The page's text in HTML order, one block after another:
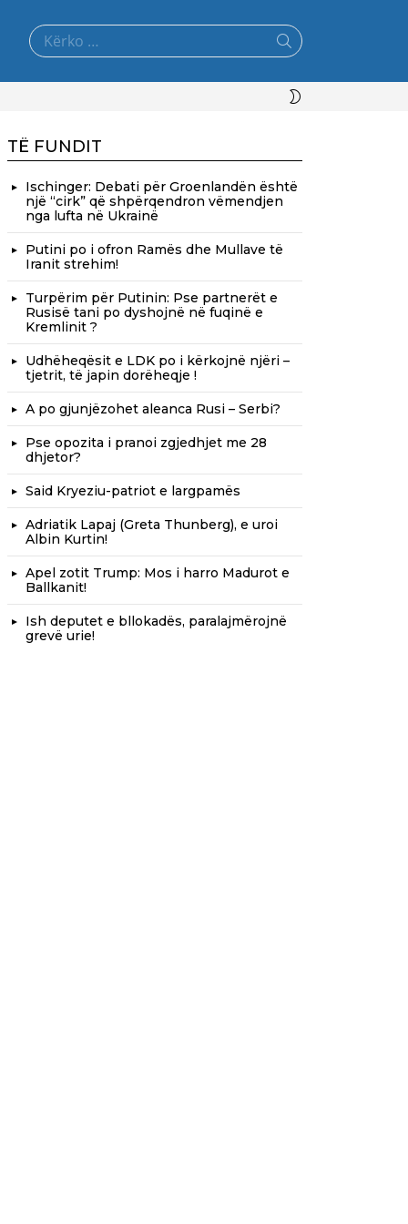
Search
for:
TË FUNDIT
Ischinger: Debati për Groenlandën është
një “cirk” që shpërqendron vëmendjen
nga lufta në Ukrainë
Putini po i ofron Ramës dhe Mullave të
Iranit strehim!
Turpërim për Putinin: Pse partnerët e
Rusisë tani po dyshojnë në fuqinë e
Kremlinit ?
Udhëheqësit e LDK po i kërkojnë njëri –
tjetrit, të japin dorëheqje !
A po gjunjëzohet aleanca Rusi – Serbi?
Pse opozita i pranoi zgjedhjet me 28
dhjetor?
Said Kryeziu-patriot e largpamës
Adriatik Lapaj (Greta Thunberg), e uroi
Albin Kurtin!
Apel zotit Trump: Mos i harro Madurot e
Ballkanit!
Ish deputet e bllokadës, paralajmërojnë
grevë urie!